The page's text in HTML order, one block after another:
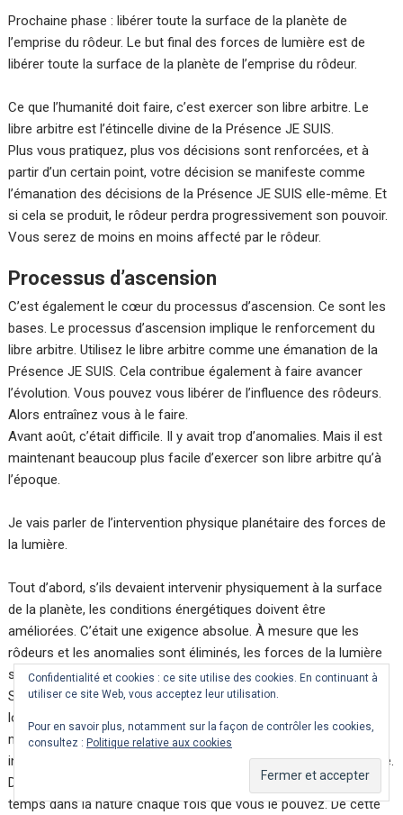
Prochaine phase : libérer toute la surface de la planète de
l’emprise du rôdeur. Le but final des forces de lumière est de
libérer toute la surface de la planète de l’emprise du rôdeur.
Ce que l’humanité doit faire, c’est exercer son libre arbitre. Le
libre arbitre est l’étincelle divine de la Présence JE SUIS.
Plus vous pratiquez, plus vos décisions sont renforcées, et à
partir d’un certain point, votre décision se manifeste comme
l’émanation des décisions de la Présence JE SUIS elle-même. Et
si cela se produit, le rôdeur perdra progressivement son pouvoir.
Vous serez de moins en moins affecté par le rôdeur.
Processus d’ascension
C’est également le cœur du processus d’ascension. Ce sont les
bases. Le processus d’ascension implique le renforcement du
libre arbitre. Utilisez le libre arbitre comme une émanation de la
Présence JE SUIS. Cela contribue également à faire avancer
l’évolution. Vous pouvez vous libérer de l’influence des rôdeurs.
Alors entraînez vous à le faire.
Avant août, c’était difficile. Il y avait trop d’anomalies. Mais il est
maintenant beaucoup plus facile d’exercer son libre arbitre qu’à
l’époque.
Je vais parler de l’intervention physique planétaire des forces de
la lumière.
Tout d’abord, s’ils devaient intervenir physiquement à la surface
de la planète, les conditions énergétiques doivent être
améliorées. C’était une exigence absolue. À mesure que les
rôdeurs et les anomalies sont éliminés, les forces de la lumière
seront en mesure d’ancrer davantage d’énergie positive au sol.
Ses effets commencent d’abord à se manifester dans la nature,
loin de la société humaine. Lorsque les humains se trouvent à
moins de 60 mètres, les biopuces implantées dans leur corps
interfèrent, les empêchant de vivre la nature de la même manière.
Donc, même si ce n’est pas tout le temps, essayez de passer du
temps dans la nature chaque fois que vous le pouvez. De cette
Confidentialité et cookies : ce site utilise des cookies. En continuant à
utiliser ce site Web, vous acceptez leur utilisation.
Pour en savoir plus, notamment sur la façon de contrôler les cookies,
consultez : Politique relative aux cookies